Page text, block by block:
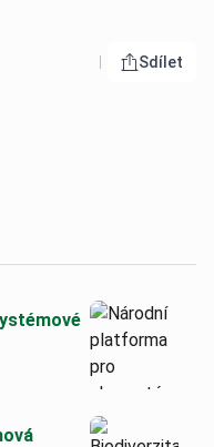
Otevřít
Sdílet